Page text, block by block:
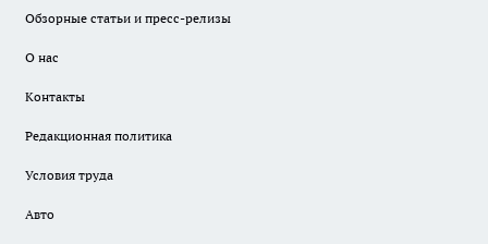
Обзорные статьи и пресс-релизы
О нас
Контакты
Редакционная политика
Условия труда
Авто